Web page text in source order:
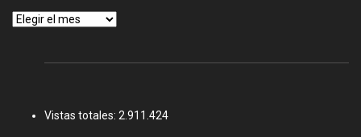
Archivos
Vistas totales: 2.911.424